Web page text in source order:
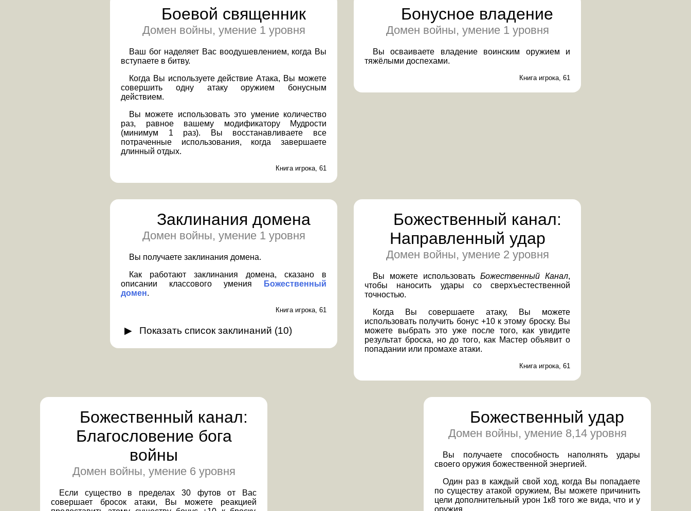
Боевой священник
Домен войны, умение 1 уровня
Ваш бог наделяет Вас воодушевлением, когда Вы
вступаете в битву.
Когда Вы используете действие Атака, Вы можете
совершить одну атаку оружием бонусным
действием.
Вы можете использовать это умение количество
раз, равное вашему модификатору Мудрости
(минимум 1 раз). Вы восстанавливаете все
потраченные использования, когда завершаете
длинный отдых.
Книга игрока, 61
Бонусное владение
Домен войны, умение 1 уровня
Вы осваиваете владение воинским оружием и
тяжёлыми доспехами.
Книга игрока, 61
Заклинания домена
Домен войны, умение 1 уровня
Вы получаете заклинания домена.
Как работают заклинания домена, сказано в
описании классового умения
Божественный
домен.
Книга игрока, 61
Показатьсписок заклинаний (10)
Божественный канал:
Направленный удар
Домен войны, умение 2 уровня
Вы можете использовать Божественный Канал,
чтобы наносить удары со сверхъестественной
точностью.
Когда Вы совершаете атаку, Вы можете
использовать получить бонус +10 к этому броску. Вы
можете выбрать это уже после того, как увидите
результат броска, но до того, как Мастер объявит о
попадании или промахе атаки.
Книга игрока, 61
Божественный канал:
Благословение бога
войны
Домен войны, умение 6 уровня
Если существо в пределах 30 футов от Вас
совершает бросок атаки, Вы можете реакцией
Божественный удар
Домен войны, умение 8,14 уровня
Вы получаете способность наполнять удары
своего оружия божественной энергией.
Один раз в каждый свой ход, когда Вы попадаете
по существу атакой оружием, Вы можете причинить
цели дополнительный урон 1к8 того же вида, что и у
оружия.